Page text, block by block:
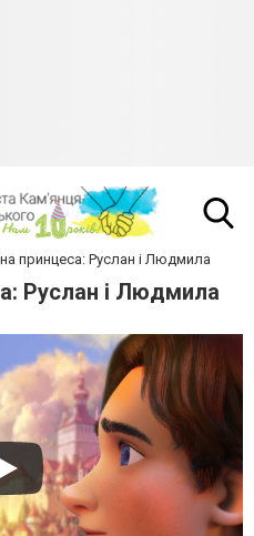
принцеса: Руслан і Людмила
Руслан і Людмила